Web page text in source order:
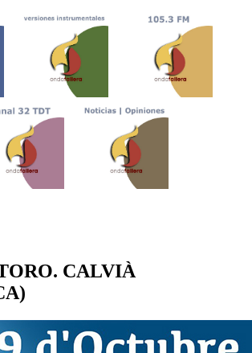
CALVIÀ